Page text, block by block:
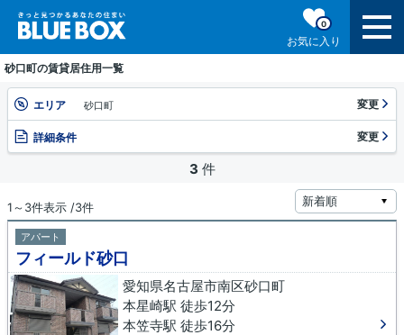
お気に入り
0
砂口町の賃貸居住用一覧
エリア 砂口町 変更
詳細条件 変更
3 件
1～3件表示 /3件
アパート
フィールド砂口
愛知県名古屋市南区砂口町
本星崎駅 徒歩12分
本笠寺駅 徒歩16分